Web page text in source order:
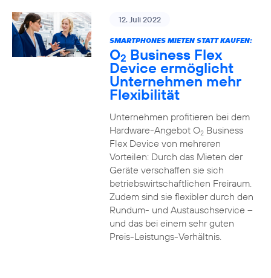
12. Juli 2022
SMARTPHONES MIETEN STATT KAUFEN:
O2 Business Flex
Device ermöglicht
Unternehmen mehr
Flexibilität
Unternehmen profitieren bei dem
Hardware-Angebot O2Business
Flex Device von mehreren
Vorteilen: Durch das Mieten der
Geräte verschaffen sie sich
betriebswirtschaftlichen Freiraum.
Zudem sind sie flexibler durch den
Rundum- und Austauschservice –
und das bei einem sehr guten
Preis-Leistungs-Verhältnis.